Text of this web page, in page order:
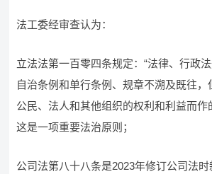
法工委经审查认为：
立法法第一百零四条规定：“法律、行政法
自治条例和单行条例、规章不溯及既往，
公民、法人和其他组织的权利和利益而作
这是一项重要法治原则；
公司法第八十八条是2023年修订公司法